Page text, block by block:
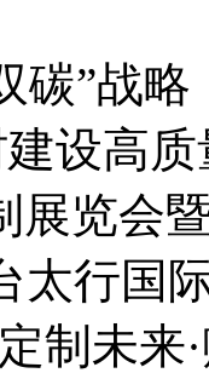
碳”战
设高
展览会
太行国
制未